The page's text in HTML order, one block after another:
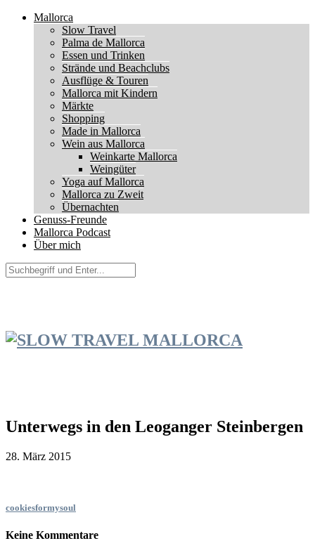
Mallorca
Slow Travel
Palma de Mallorca
Essen und Trinken
Strände und Beachclubs
Ausflüge & Touren
Mallorca mit Kindern
Märkte
Shopping
Made in Mallorca
Wein aus Mallorca
Weinkarte Mallorca
Weingüter
Yoga auf Mallorca
Mallorca zu Zweit
Übernachten
Genuss-Freunde
Mallorca Podcast
Über mich
Unterwegs in den Leoganger Steinbergen
28. März 2015
cookiesformysoul
Keine Kommentare